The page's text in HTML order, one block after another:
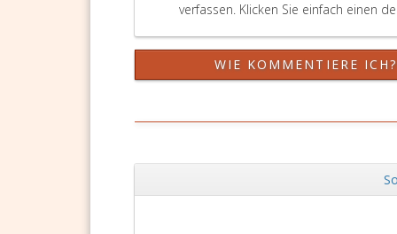
verfassen. Klicken Sie einfach einen
WIE KOMMENTIERE ICH?